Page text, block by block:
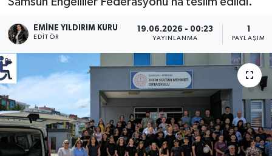
EMINE YILDIRIM KURU
EDITÖR
19.06.2026 - 00:23
YAYINLANMA PAYLAŞIM
Künye
İletişim
Gizlilik Sözleşmesi
Haber Arşivi